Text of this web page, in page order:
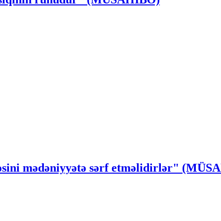
mədəniyyətə sərf etməlidirlər"